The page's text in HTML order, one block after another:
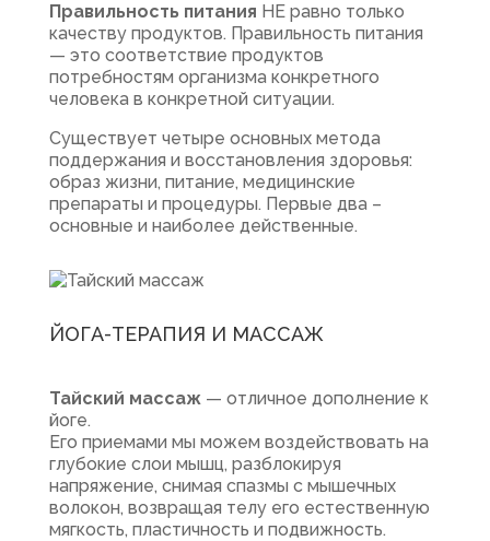
Правильность питания НЕ равно только
качеству продуктов. Правильность питания
— это соответствие продуктов
потребностям организма конкретного
человека в конкретной ситуации.
Существует четыре основных метода
поддержания и восстановления здоровья:
образ жизни, питание, медицинские
препараты и процедуры. Первые два –
основные и наиболее действенные.
ЙОГА-ТЕРАПИЯ И МАССАЖ
Тайский массаж— отличное дополнение к
йоге.
Его приемами мы можем воздействовать на
глубокие слои мышц, разблокируя
напряжение, снимая спазмы с мышечных
волокон, возвращая телу его естественную
мягкость, пластичность и подвижность.